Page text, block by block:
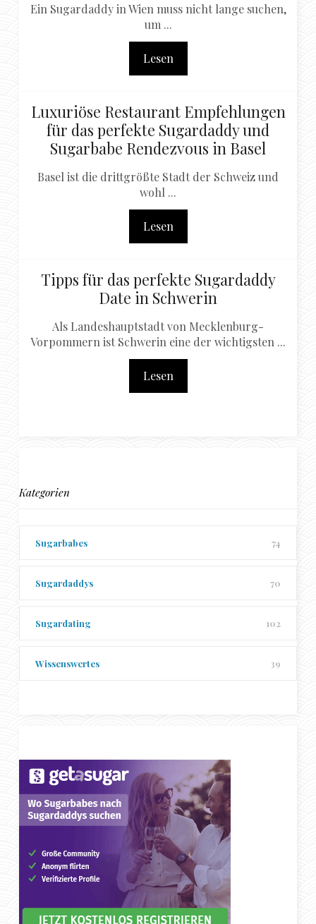
Ein Sugardaddy in Wien muss nicht lange suchen,
um ...
Lesen
Luxuriöse Restaurant Empfehlungen
für das perfekte Sugardaddy und
Sugarbabe Rendezvous in Basel
Basel ist die drittgrößte Stadt der Schweiz und
wohl ...
Lesen
Tipps für das perfekte Sugardaddy
Date in Schwerin
Als Landeshauptstadt von Mecklenburg-
Vorpommern ist Schwerin eine der wichtigsten ...
Lesen
Kategorien
Sugarbabes 74
Sugardaddys 70
Sugardating 102
Wissenswertes 39